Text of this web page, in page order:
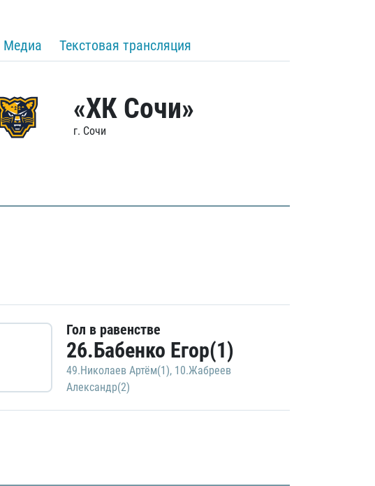
Медиа Текстовая трансляция
«ХК Сочи»
г. Сочи
Гол в равенстве
26.Бабенко Егор(1)
49.Николаев Артём(1), 10.Жабреев
Александр(2)